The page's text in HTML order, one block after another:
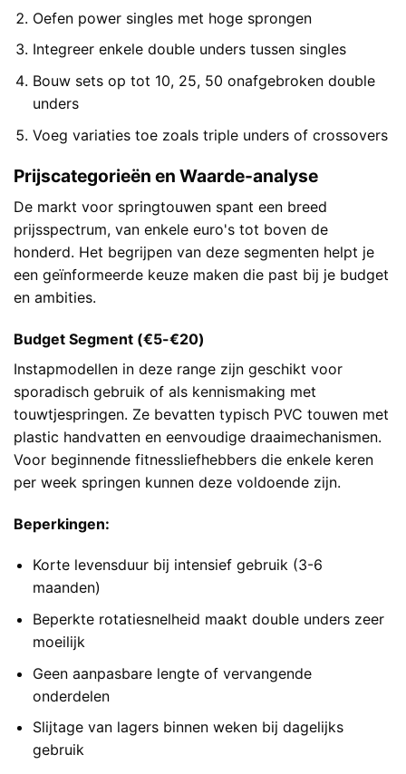
Oefen power singles met hoge sprongen
Integreer enkele double unders tussen singles
Bouw sets op tot 10, 25, 50 onafgebroken double
unders
Voeg variaties toe zoals triple unders of crossovers
Prijscategorieën en Waarde-analyse
De markt voor springtouwen spant een breed
prijsspectrum, van enkele euro's tot boven de
honderd. Het begrijpen van deze segmenten helpt je
een geïnformeerde keuze maken die past bij je budget
en ambities.
Budget Segment (€5-€20)
Instapmodellen in deze range zijn geschikt voor
sporadisch gebruik of als kennismaking met
touwtjespringen. Ze bevatten typisch PVC touwen met
plastic handvatten en eenvoudige draaimechanismen.
Voor beginnende fitnessliefhebbers die enkele keren
per week springen kunnen deze voldoende zijn.
Beperkingen:
Korte levensduur bij intensief gebruik (3-6
maanden)
Beperkte rotatiesnelheid maakt double unders zeer
moeilijk
Geen aanpasbare lengte of vervangende
onderdelen
Slijtage van lagers binnen weken bij dagelijks
gebruik